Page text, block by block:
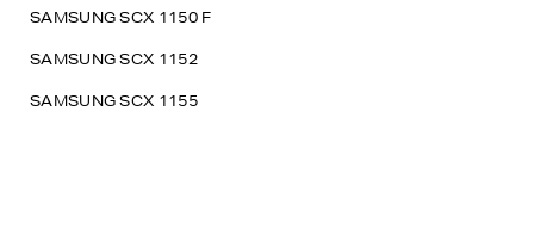
SAMSUNG SCX 1150 F
SAMSUNG SCX 1152
SAMSUNG SCX 1155